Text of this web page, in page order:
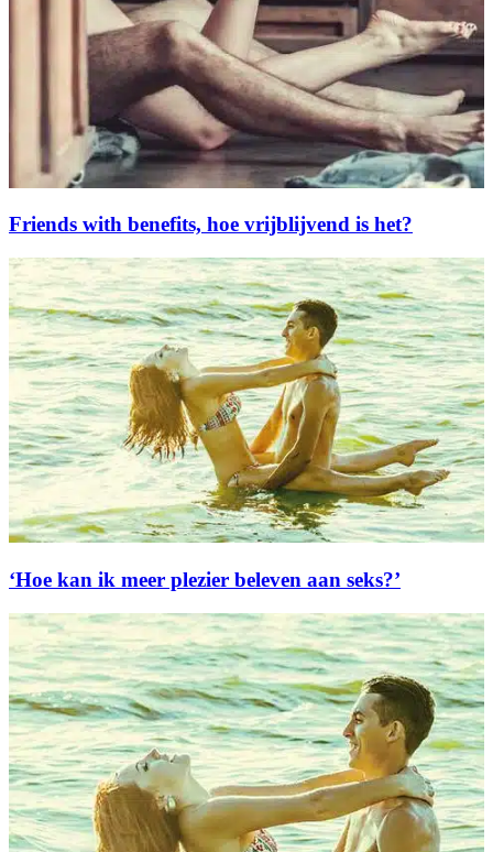
Friends with benefits, hoe vrijblijvend is het?
‘Hoe kan ik meer plezier beleven aan seks?’